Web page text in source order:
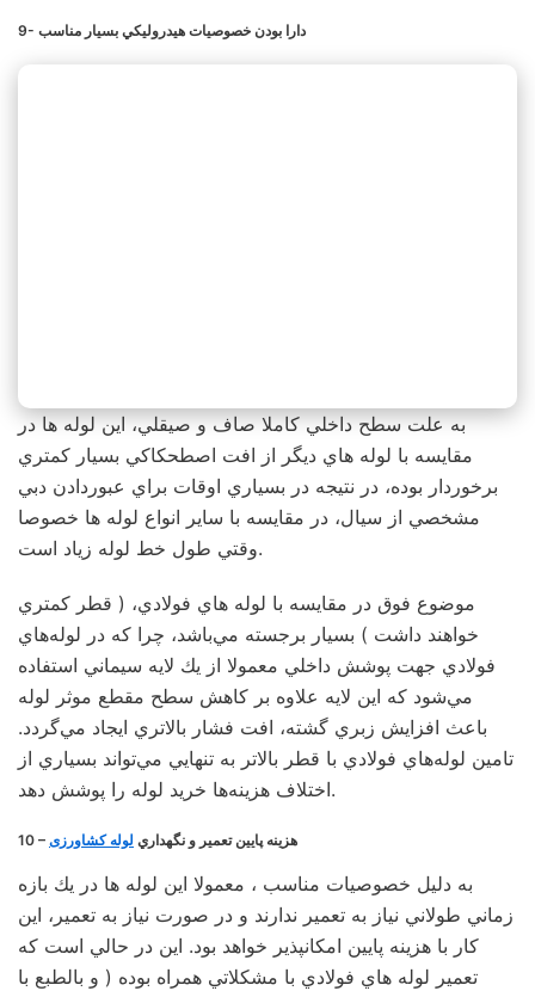
9- دارا بودن خصوصيات هيدروليكي بسيار مناسب
به علت سطح داخلي كاملا صاف و صيقلي، اين لوله ها در
مقايسه با لوله هاي ديگر از افت اصطحكاكي بسيار كمتري
برخوردار بوده، در نتيجه در بسياري اوقات براي عبوردادن دبي
مشخصي از سيال، در مقايسه با ساير انواع لوله ها خصوصا
وقتي طول خط لوله زياد است.
موضوع فوق در مقايسه با لوله هاي فولادي، ( قطر كمتري
خواهند داشت ) بسيار برجسته مي‌باشد، چرا كه در لوله‌هاي
فولادي جهت پوشش داخلي معمولا از يك لايه سيماني استفاده
مي‌شود كه اين لايه علاوه بر كاهش سطح مقطع موثر لوله
باعث افزايش زبري گشته، افت فشار بالاتري ايجاد مي‌گردد.
تامين لوله‌هاي فولادي با قطر بالاتر به تنهايي مي‌تواند بسياري از
اختلاف هزينه‌ها خريد لوله را پوشش دهد.
10 – هزينه پايين تعمير و نگهداري لوله کشاورزی
به دليل خصوصيات مناسب ، معمولا اين لوله ها در يك بازه
زماني طولاني نياز به تعمير ندارند و در صورت نياز به تعمير، اين
كار با هزينه پايين امكانپذير خواهد بود. اين در حالي است كه
تعمير لوله هاي فولادي با مشكلاتي همراه بوده ( و بالطبع با